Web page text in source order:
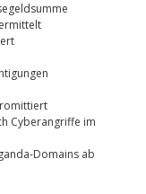
Cyberangriffe im
Domains ab